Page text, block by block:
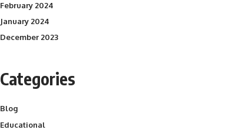
February 2024
January 2024
December 2023
Categories
Blog
Educational